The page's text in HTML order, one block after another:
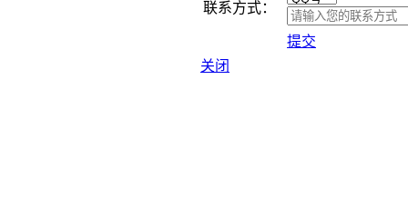
联系方式：
提交
关闭